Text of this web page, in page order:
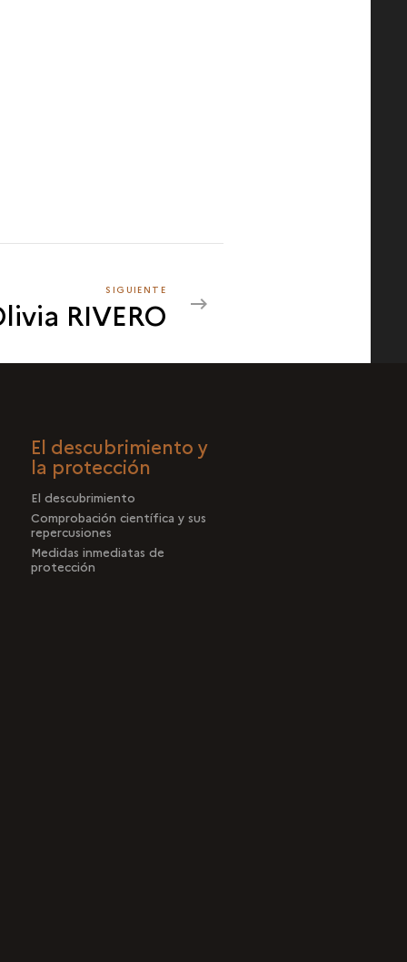
SIGUIENTE
OLIVIA
SIGUIENTE
RIVERO
El descubrimiento y
la protección
El descubrimiento
Comprobación científica y sus
repercusiones
Medidas inmediatas de
protección